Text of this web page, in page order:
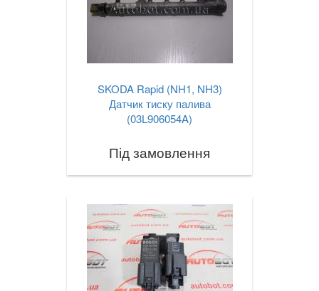
SKODA Rapid (NH1, NH3)
Датчик тиску палива
(03L906054A)
Під замовлення